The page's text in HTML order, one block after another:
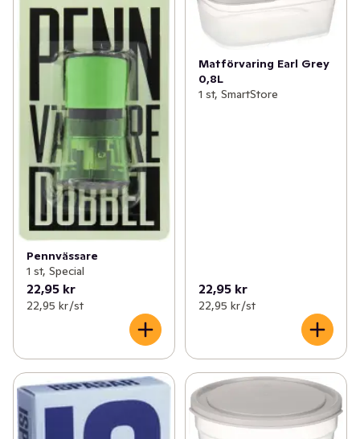
Pennvässare
1 st, Special
22,95 kr
22,95 kr /st
Matförvaring Earl Grey
0,8L
1 st, SmartStore
22,95 kr
22,95 kr /st